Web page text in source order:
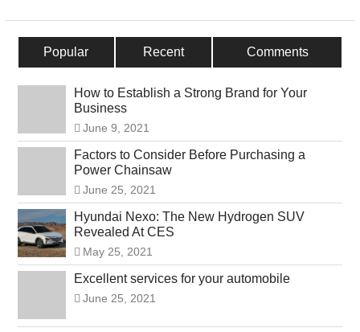
Popular Recent Comments
How to Establish a Strong Brand for Your
Business
June 9, 2021
Factors to Consider Before Purchasing a
Power Chainsaw
June 25, 2021
Hyundai Nexo: The New Hydrogen SUV
Revealed At CES
May 25, 2021
Excellent services for your automobile
June 25, 2021